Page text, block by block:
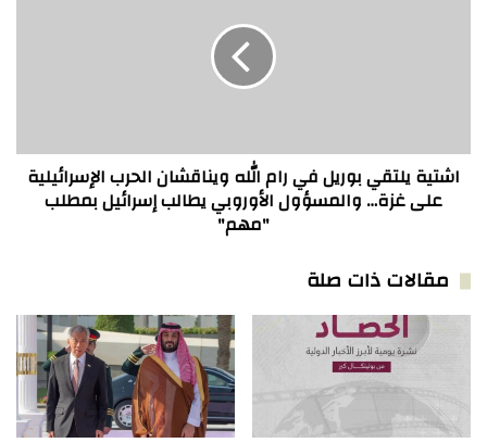
بتغيير
تشكيلة
حكومة
الحرب
الإسرائيلية
على
غزة…
والمسؤول
يطالب
إسرائيل
بمطلب
اشتية يلتقي بوريل في رام الله ويناقشان الحرب الإسرائيلية
على غزة… والمسؤول الأوروبي يطالب إسرائيل بمطلب
"مهم"
مقالات ذات صلة